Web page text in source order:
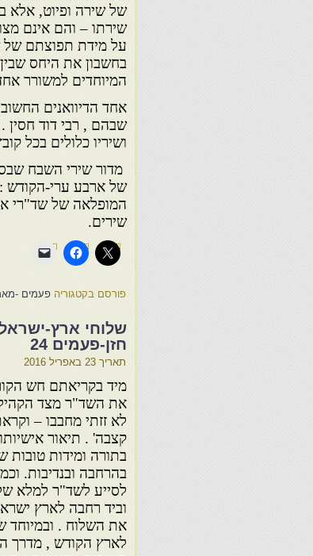
של שירה ופיוט, אלא
שירתו – והם אינם
על מידת תפוצתם של
בחשבון את היחס שבין
המיוחדים למשורר
אחד הדיוואנים
שבהם , רבי דוד חסין
ושיריו כלולים בכל
מדור שירי השבח
של ארבע ערי-הקודש
המופלאה של שד"רי
שירים.
פורסם בקטגוריה פעמים -
שלוחי ארץ-
חזן-פעמים 24
תאריך 23 באפריל 2016
מיד בקריאתם חש
את השד"ר מצד
לא זזתי מחבבו –
קצבה' . תיאור
בתורה ומידות
בהרחבה ובנדיבות.
לסייע לשד"ר למלא
וביד רחבה לארץ
את השלוח . ובמיוחד
לארץ הקודש , מדרך